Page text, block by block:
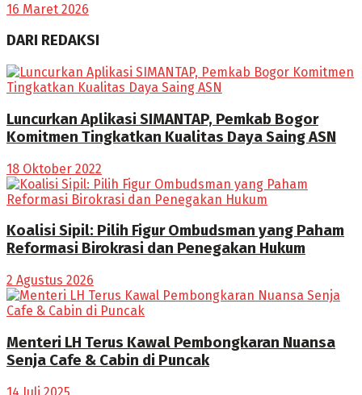
16 Maret 2026
DARI REDAKSI
Luncurkan Aplikasi SIMANTAP, Pemkab Bogor
Komitmen Tingkatkan Kualitas Daya Saing ASN
18 Oktober 2022
Koalisi Sipil: Pilih Figur Ombudsman yang Paham
Reformasi Birokrasi dan Penegakan Hukum
2 Agustus 2026
Menteri LH Terus Kawal Pembongkaran Nuansa
Senja Cafe & Cabin di Puncak
14 Juli 2025